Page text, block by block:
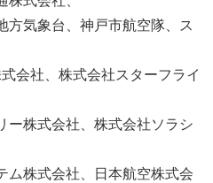
方気象台、神戸市航空隊、ス
会社、株式会社スターフライ
ー株式会社、株式会社ソラシ
ム株式会社、日本航空株式会